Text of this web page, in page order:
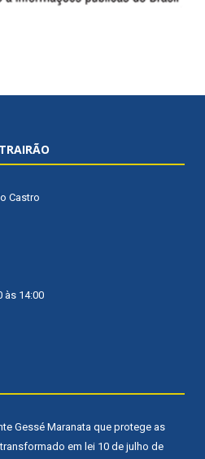
Castro
às 14:00
Gessé Maranata que protege as
em lei 10 de julho de